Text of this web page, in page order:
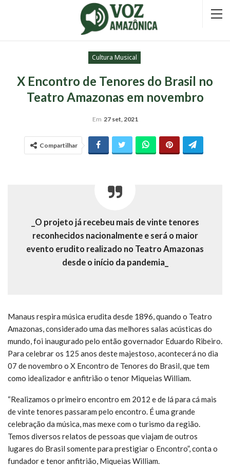
Cultura Musical
X Encontro de Tenores do Brasil no
Teatro Amazonas em novembro
Em 27 set, 2021
Compartilhar
_O projeto já recebeu mais de vinte tenores
reconhecidos nacionalmente e será o maior
evento erudito realizado no Teatro Amazonas
desde o início da pandemia_
Manaus respira música erudita desde 1896, quando o Teatro
Amazonas, considerado uma das melhores salas acústicas do
mundo, foi inaugurado pelo então governador Eduardo Ribeiro.
Para celebrar os 125 anos deste majestoso, acontecerá no dia
07 de novembro o X Encontro de Tenores do Brasil, que tem
como idealizador e anfitrião o tenor Miqueias William.
“Realizamos o primeiro encontro em 2012 e de lá para cá mais
de vinte tenores passaram pelo encontro. É uma grande
celebração da música, mas mexe com o turismo da região.
Temos diversos relatos de pessoas que viajam de outros
lugares do Brasil somente para prestigiar o Encontro”, conta o
fundador e tenor anfitrião, Miqueias William.